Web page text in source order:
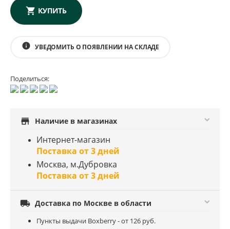
КУПИТЬ
info УВЕДОМИТЬ О ПОЯВЛЕНИИ НА СКЛАДЕ
Поделиться:
store Наличие в магазинах
Интернет-магазин
Поставка от 3 дней
Москва, м.Дубровка
Поставка от 3 дней
 Доставка по Москве в области
Пункты выдачи Boxberry - от 126 руб.